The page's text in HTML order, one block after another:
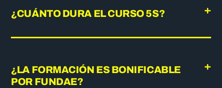
¿CUÁNTO DURA EL CURSO 5S?
¿LA FORMACIÓN ES BONIFICABLE
POR FUNDAE?